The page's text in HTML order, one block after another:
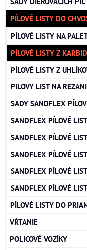
PÍLOVÉ LISTY DO
PÍLOVÉ LISTY NA
PÍLOVÉ LISTY Z
PÍLOVÉ LISTY Z
PÍLOVÝ LIST NA
SADY SANDFLEX
SANDFLEX PÍLOVÉ
SANDFLEX PÍLOVÉ
SANDFLEX PÍLOVÉ
SANDFLEX PÍLOVÉ
SANDFLEX PÍLOVÉ
PÍLOVÉ LISTY DO
VŔTANIE
POLICOVÉ VOZÍKY